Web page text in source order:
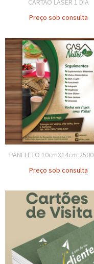
CARTÃO LASER 1 DIA
Preço sob consulta
PANFLETO 10cmX14cm
Preço sob consulta